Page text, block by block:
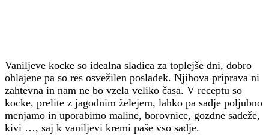
Vaniljeve kocke so idealna sladica za toplejše dni, dobro
ohlajene pa so res osvežilen posladek. Njihova priprava ni
zahtevna in nam ne bo vzela veliko časa. V receptu so
kocke, prelite z jagodnim želejem, lahko pa sadje poljubno
menjamo in uporabimo maline, borovnice, gozdne sadeže,
kivi …, saj k vaniljevi kremi paše vso sadje.